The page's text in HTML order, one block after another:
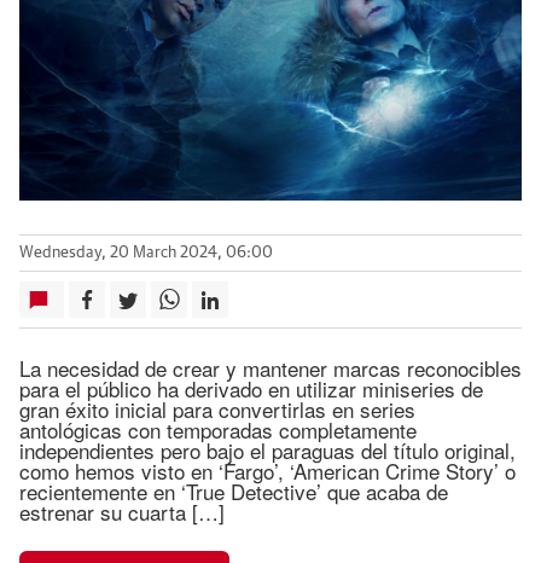
Wednesday, 20 March 2024, 06:00
La necesidad de crear y mantener marcas reconocibles
para el público ha derivado en utilizar miniseries de
gran éxito inicial para convertirlas en series
antológicas con temporadas completamente
independientes pero bajo el paraguas del título original,
como hemos visto en ‘Fargo’, ‘American Crime Story’ o
recientemente en ‘True Detective’ que acaba de
estrenar su cuarta […]